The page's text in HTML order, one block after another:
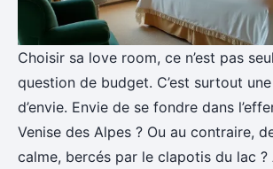
Choisir sa love room, ce n’est pas
question de budget. C’est surtout
d’envie. Envie de se fondre dans
Venise des Alpes ? Ou au contraire,
calme, bercés par le clapotis du lac ?